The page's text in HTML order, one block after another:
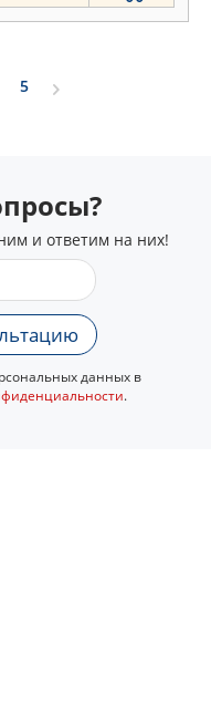
5
и ответим на них!
данных в
.